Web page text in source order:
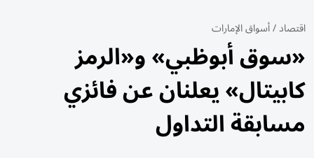
اقتصاد/أسواق الإمارات
«سوق أبوظبي» و«الرمز
كابيتال» يعلنان عن فائزي
مسابقة التداول